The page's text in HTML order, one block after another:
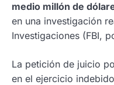
medio millón de
en una investigación
Investigaciones (FBI,
La petición de juicio
en el ejercicio